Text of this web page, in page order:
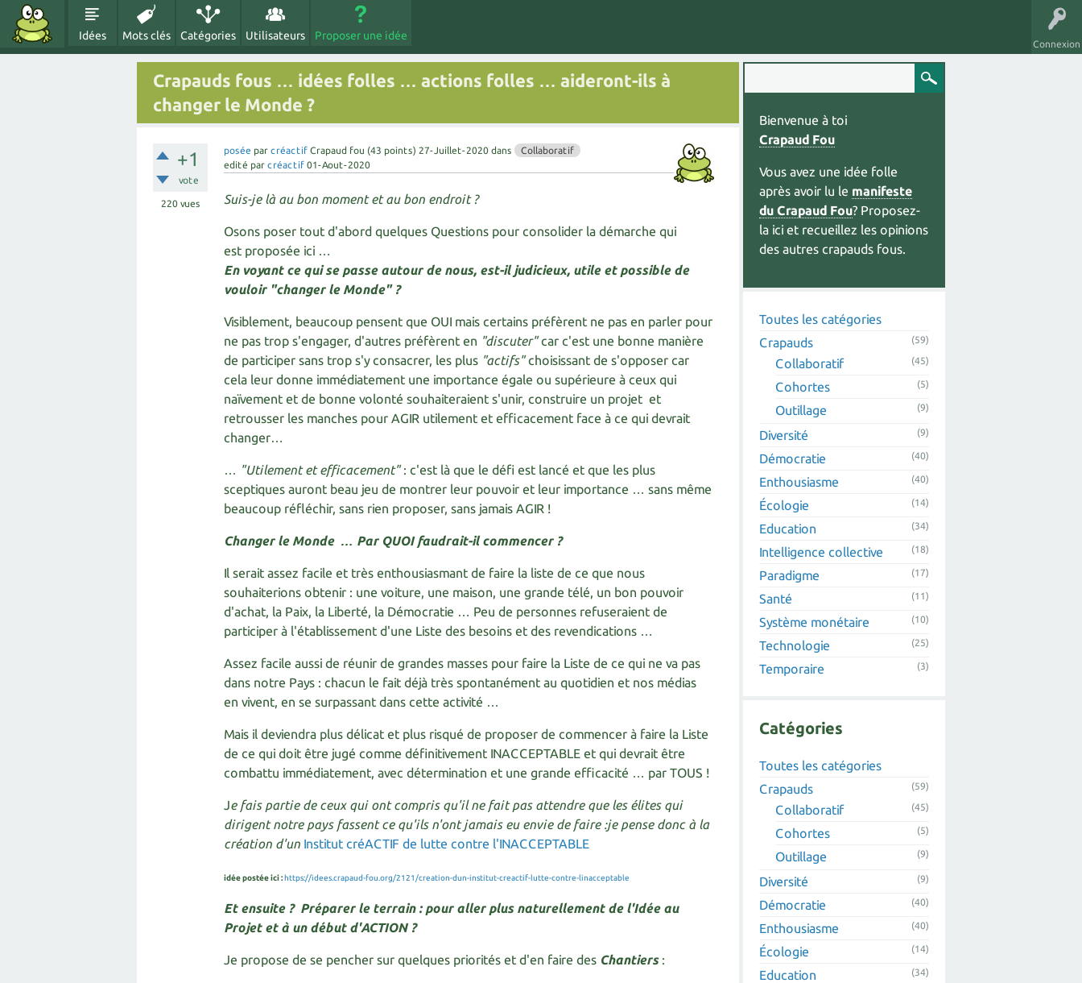
Connexion
Idées Mots clés Catégories Utilisateurs Proposer une idée
Crapauds fous … idées folles … actions folles … aideront-ils à
changer le Monde ?
+1
vote
220vues
posée par créactif Crapaud fou (43 points) 27-Juillet-2020 dans
Collaboratif
edité par créactif 01-Aout-2020
Suis-je là au bon moment et au bon endroit ?
Osons poser tout d'abord quelques Questions pour consolider la démarche qui
est proposée ici …
En voyant ce qui se passe autour de nous, est-il judicieux, utile et possible de
vouloir "changer le Monde" ?
Visiblement, beaucoup pensent que OUI mais certains préfèrent ne pas en parler pour
ne pas trop s'engager, d'autres préfèrent en "discuter"car c'est une bonne manière
de participer sans trop s'y consacrer, les plus "actifs"choisissant de s'opposer car
cela leur donne immédiatement une importance égale ou supérieure à ceux qui
naïvement et de bonne volonté souhaiteraient s'unir, construire un projet et
retrousser les manches pour AGIR utilement et efficacement face à ce qui devrait
changer…
… "Utilement et efficacement": c'est là que le défi est lancé et que les plus
sceptiques auront beau jeu de montrer leur pouvoir et leur importance … sans même
beaucoup réfléchir, sans rien proposer, sans jamais AGIR !
Changer le Monde … Par QUOI faudrait-il commencer ?
Il serait assez facile et très enthousiasmant de faire la liste de ce que nous
souhaiterions obtenir : une voiture, une maison, une grande télé, un bon pouvoir
d'achat, la Paix, la Liberté, la Démocratie … Peu de personnes refuseraient de
participer à l'établissement d'une Liste des besoins et des revendications …
Assez facile aussi de réunir de grandes masses pour faire la Liste de ce qui ne va pas
dans notre Pays : chacun le fait déjà très spontanément au quotidien et nos médias
en vivent, en se surpassant dans cette activité …
Mais il deviendra plus délicat et plus risqué de proposer de commencer à faire la Liste
de ce qui doit être jugé comme définitivement INACCEPTABLE et qui devrait être
combattu immédiatement, avec détermination et une grande efficacité … par TOUS !
Je fais partie de ceux qui ont compris qu'il ne fait pas attendre que les élites qui
dirigent notre pays fassent ce qu'ils n'ont jamais eu envie de faire :je pense donc à la
création d'un Institut créACTIF de lutte contre l'INACCEPTABLE
idée postée ici : https://idees.crapaud-fou.org/2121/creation-dun-institut-creactif-lutte-contre-linacceptable
Et ensuite ? Préparer le terrain : pour aller plus naturellement de l'Idée au
Projet et à un début d'ACTION ?
Je propose de se pencher sur quelques priorités et d'en faire des Chantiers:
Bienvenue à toi
Crapaud Fou
Vous avez une idée folle
après avoir lu le manifeste
du Crapaud Fou? Proposez-
la ici et recueillez les opinions
des autres crapauds fous.
Toutes les catégories
Crapauds
(59)
Collaboratif (45)
Cohortes (5)
Outillage (9)
Diversité (9)
Démocratie (40)
Enthousiasme (40)
Écologie (14)
Education (34)
Intelligence collective (18)
Paradigme (17)
Santé (11)
Système monétaire (10)
Technologie (25)
Temporaire (3)
Catégories
Toutes les catégories
Crapauds
(59)
Collaboratif (45)
Cohortes (5)
Outillage (9)
Diversité (9)
Démocratie (40)
Enthousiasme (40)
Écologie (14)
Education (34)